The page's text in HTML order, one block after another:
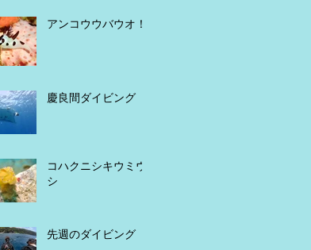
アンコウウバウオ！
慶良間ダイビング
コハクニシキウミウ
シ
先週のダイビング